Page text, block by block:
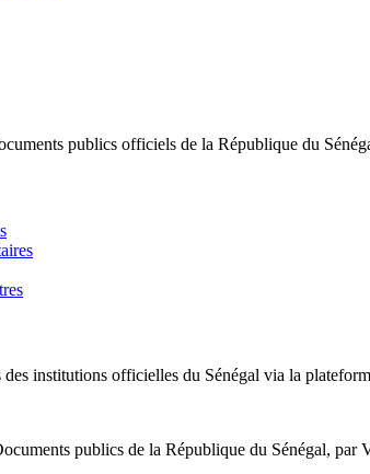
publics officiels de la République du
des institutions officielles du Sénégal via la
publics de la République du Sénégal, par